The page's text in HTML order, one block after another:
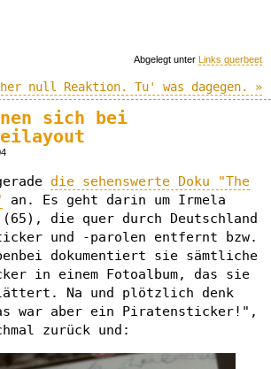
Abgelegt unter Links querbeet
null Reaktion. Tu' was dagegen. »
sich bei
die sehenswerte Doku "The
an. Es geht darin um Irmela
(65), die quer durch Deutschland
und -parolen entfernt bzw.
dokumentiert sie sämtliche
in einem Fotoalbum, das sie
Na und plötzlich denk
war aber ein Piratensticker!",
zurück und: